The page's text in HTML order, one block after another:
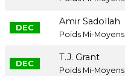
DEC
Amir Sadollah
Poids Mi-Moyens
DEC
T.J. Grant
Poids Mi-Moyens